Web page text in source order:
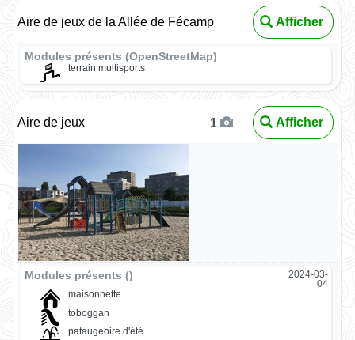
Aire de jeux de la Allée de Fécamp Afficher
Modules présents (OpenStreetMap)
terrain multisports
Aire de jeux 1 Afficher
Modules présents ()
2024-03-
04
maisonnette
toboggan
pataugeoire d'été